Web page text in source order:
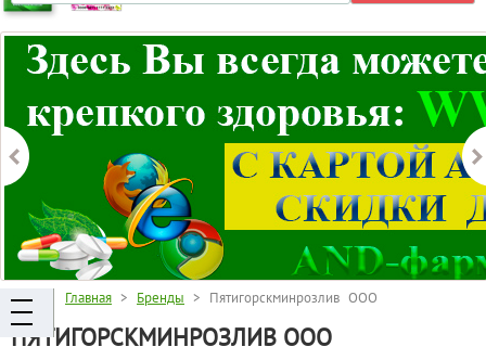
Главная > Бренды > Пятигорскминрозлив ООО
ПЯТИГОРСКМИНРОЗЛИВ ООО